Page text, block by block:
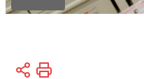
Vous
Accueil